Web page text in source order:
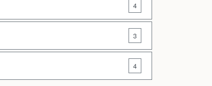
4
3
4